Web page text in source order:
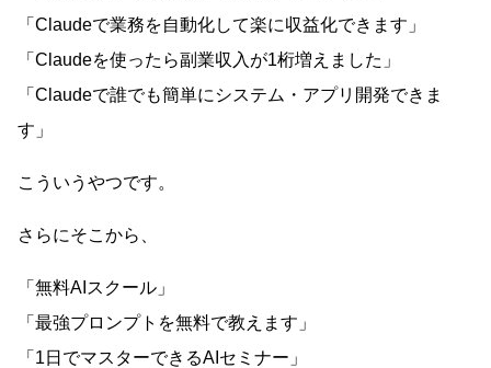
「Claudeで業務を自動化して楽に収益化できます」
「Claudeを使ったら副業収入が1桁増えました」
「Claudeで誰でも簡単にシステム・アプリ開発できま
す」
こういうやつです。
さらにそこから、
「無料AIスクール」
「最強プロンプトを無料で教えます」
「1日でマスターできるAIセミナー」